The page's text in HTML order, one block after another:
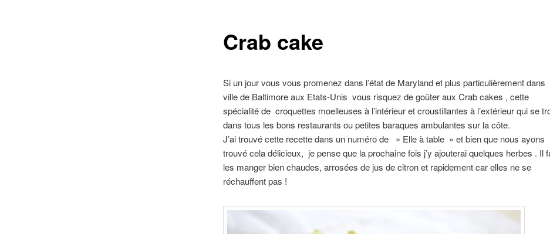
Crab cake
Si un jour vous vous promenez dans l’état de Maryland et plus particulièrement dans
ville de Baltimore aux Etats-Unis vous risquez de goûter aux Crab cakes , cette
spécialité de croquettes moelleuses à l’intérieur et croustillantes à l’extérieur qui se
dans tous les bons restaurants ou petites baraques ambulantes sur la côte.
J’ai trouvé cette recette dans un numéro de » Elle à table » et bien que nous ayons
trouvé cela délicieux, je pense que la prochaine fois j’y ajouterai quelques herbes . Il
les manger bien chaudes, arrosées de jus de citron et rapidement car elles ne se
réchauffent pas !